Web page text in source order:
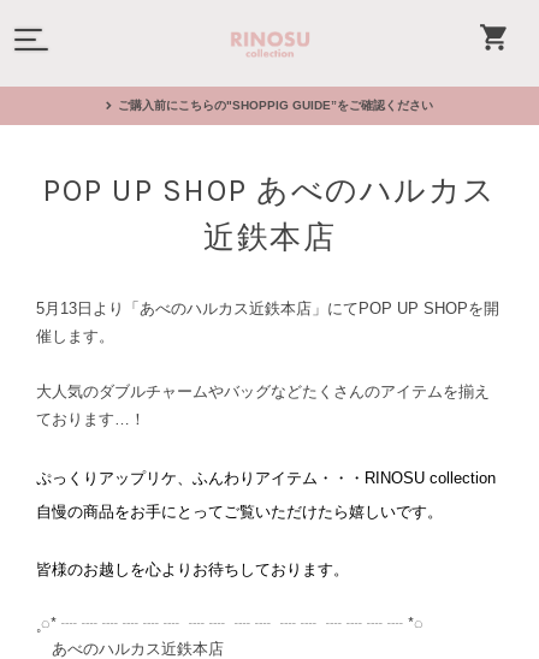
ご購入前にこちらの"SHOPPIG GUIDE”をご確認ください
POP UP SHOP あべのハルカス
近鉄本店
5月13日より 「あべのハルカス近鉄本店」 にてPOP UP SHOPを開
催します。
大人気のダブルチャームやバッグなどたくさんのアイテムを揃え
ております…！
ぷっくりアップリケ、ふんわりアイテム・・・RINOSU collection
自慢の商品をお手にとってご覧いただけたら嬉しいです。
皆様のお越しを心よりお待ちしております。
◌* ┈ ┈ ┈ ┈ ┈ ┈ ┈ ┈ ┈ ┈ ┈ ┈ ┈ ┈ ┈ ┈ *◌
あべのハルカス近鉄本店